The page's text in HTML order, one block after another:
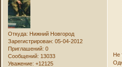
Откуда: Нижний Новгород
Зарегистрирован: 05-04-2012
Приглашений: 0
Сообщений: 13033
Уважение: +12125
Не